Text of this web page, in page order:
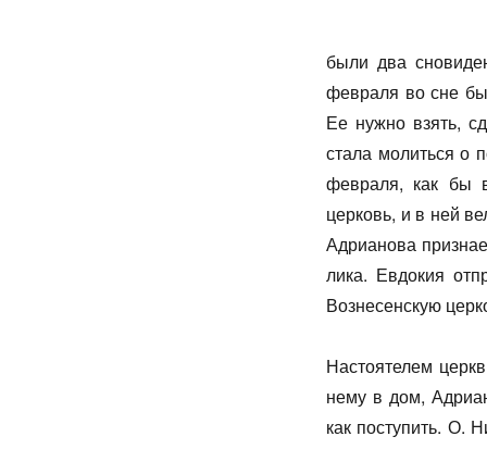
были два
февраля во сне
Ее нужно взять,
стала молиться о
февраля, как бы
церковь, и в ней
Адрианова
лика. Евдокия
Вознесенскую
Настоятелем
нему в дом,
как поступить. О.